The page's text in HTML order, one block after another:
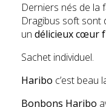
Derniers nés de la
Dragibus soft sont
un délicieux cœur
Sachet individuel.
Haribo c’est beau
Bonbons Haribo